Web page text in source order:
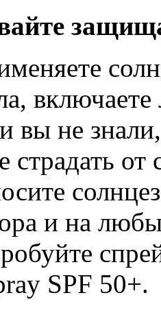
вы не
страдать от
и на
SPF 50+.